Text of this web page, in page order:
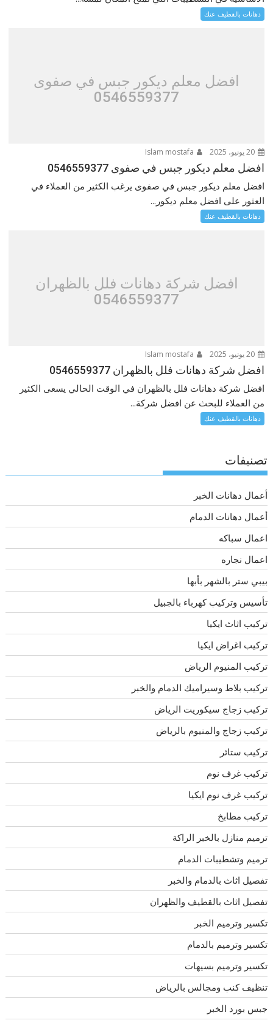
دهانات بالقطيف عنك
افضل معلم ديكور جبس في صفوى
0546559377
20 يونيو، 2025
افضل معلم ديكور جبس في صفوى 0546559377
افضل معلم ديكور جبس في صفوى يرغب الكثير من العملاء في
العثور على افضل معلم ديكور...
دهانات بالقطيف عنك
افضل شركة دهانات فلل بالظهران
0546559377
20 يونيو، 2025
افضل شركة دهانات فلل بالظهران 0546559377
افضل شركة دهانات فلل بالظهران في الوقت الحالي يسعى الكثير
من العملاء للبحث عن افضل شركة...
دهانات بالقطيف عنك
تصنيفات
أعمال دهانات الخبر
أعمال دهانات الدمام
اعمال سباكه
اعمال نجاره
بيبي ستر بالشهر بأبها
تأسيس وتركيب كهرباء بالجبيل
تركيب اثاث ايكيا
تركيب اغراض ايكيا
تركيب المنيوم الرياض
تركيب بلاط وسيراميك الدمام والخبر
تركيب زجاج سيكوريت الرياض
تركيب زجاج والمنيوم بالرياض
تركيب ستائر
تركيب غرف نوم
تركيب غرف نوم ايكيا
تركيب مطابخ
ترميم منازل بالخبر الراكة
ترميم وتشطيبات الدمام
تفصيل اثاث بالدمام والخبر
تفصيل اثاث بالقطيف والظهران
تكسير وترميم الخبر
تكسير وترميم بالدمام
تكسير وترميم بسيهات
تنظيف كنب ومجالس بالرياض
جبس بورد الخبر